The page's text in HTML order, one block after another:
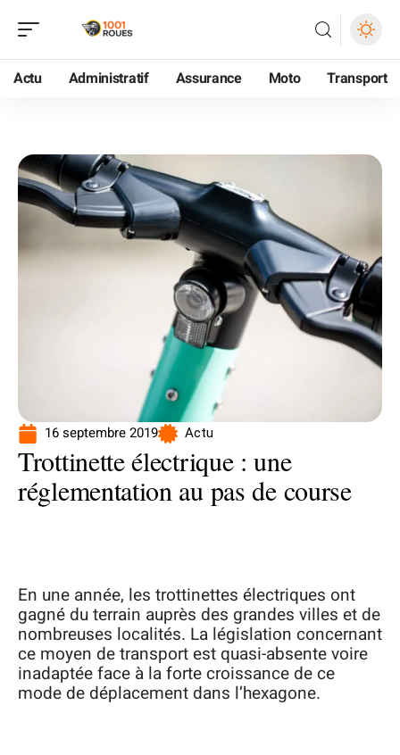
Actu Administratif Assurance Moto Transport
16 septembre 2019 Actu
Trottinette électrique : une
réglementation au pas de course
En une année, les trottinettes électriques ont
gagné du terrain auprès des grandes villes et de
nombreuses localités. La législation concernant
ce moyen de transport est quasi-absente voire
inadaptée face à la forte croissance de ce
mode de déplacement dans l’hexagone.